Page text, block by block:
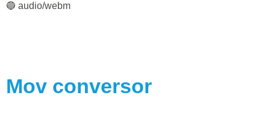
🔵 audio/webm
Mov conversor